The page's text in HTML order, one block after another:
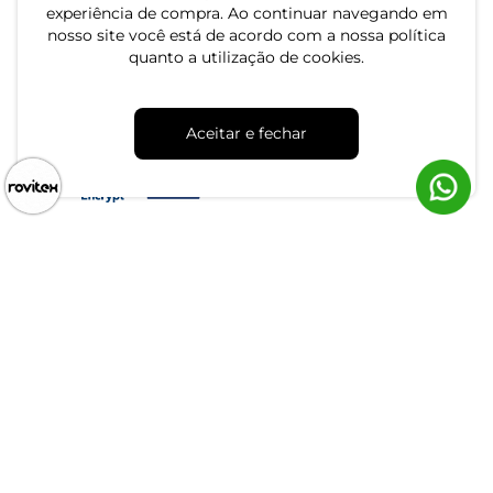
experiência de compra. Ao continuar navegando em
nosso site você está de acordo com a nossa política
quanto a utilização de cookies.
Aceitar e fechar
CNPJ: 79.233.672/0001-05
Av. Maria Marangoni, 391 - 89129-080 - Luiz Alves - SC